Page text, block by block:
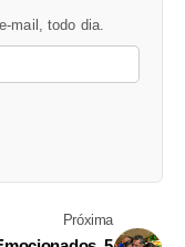
mail, todo dia.
Próxima